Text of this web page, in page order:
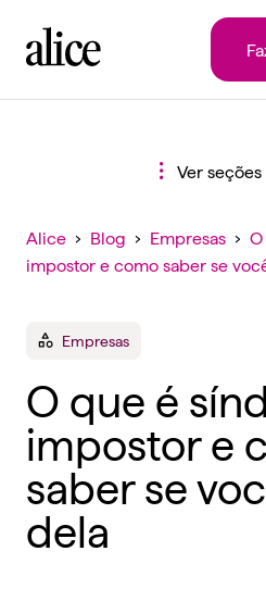
Ver
Alice › Blog › Empresas ›
impostor e como saber se
Empresas
O que é
impostor e
saber se
dela